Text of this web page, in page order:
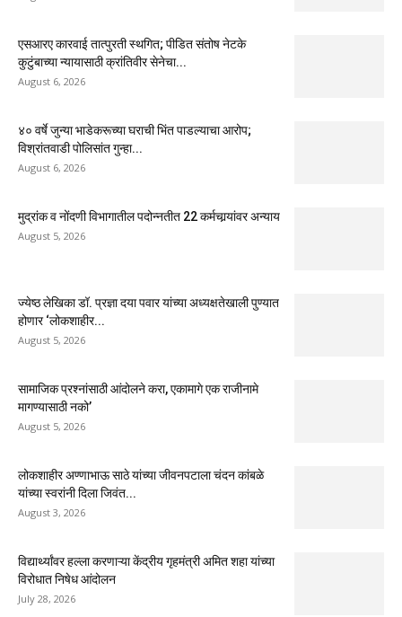
एसआरए कारवाई तात्पुरती स्थगित; पीडित संतोष नेटके
कुटुंबाच्या न्यायासाठी क्रांतिवीर सेनेचा...
August 6, 2026
४० वर्षे जुन्या भाडेकरूच्या घराची भिंत पाडल्याचा आरोप;
विश्रांतवाडी पोलिसांत गुन्हा...
August 6, 2026
मुद्रांक व नोंदणी विभागातील पदोन्नतीत 22 कर्मचार्‍यांवर अन्याय
August 5, 2026
ज्येष्ठ लेखिका डॉ. प्रज्ञा दया पवार यांच्या अध्यक्षतेखाली पुण्यात
होणार ‘लोकशाहीर...
August 5, 2026
सामाजिक प्रश्नांसाठी आंदोलने करा, एकामागे एक राजीनामे
मागण्यासाठी नको’
August 5, 2026
लोकशाहीर अण्णाभाऊ साठे यांच्या जीवनपटाला चंदन कांबळे
यांच्या स्वरांनी दिला जिवंत...
August 3, 2026
विद्यार्थ्यांवर हल्ला करणाऱ्या केंद्रीय गृहमंत्री अमित शहा यांच्या
विरोधात निषेध आंदोलन
July 28, 2026